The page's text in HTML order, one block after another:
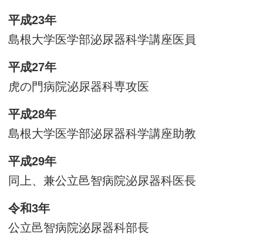
平成23年
島根大学医学部泌尿器科学講座医員
平成27年
虎の門病院泌尿器科専攻医
平成28年
島根大学医学部泌尿器科学講座助教
平成29年
同上、兼公立邑智病院泌尿器科医長
令和3年
公立邑智病院泌尿器科部長